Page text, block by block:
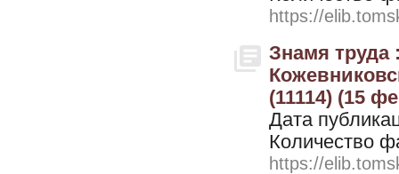
https://
Знамя труда
(11114) (15
Дата
Количество
https://